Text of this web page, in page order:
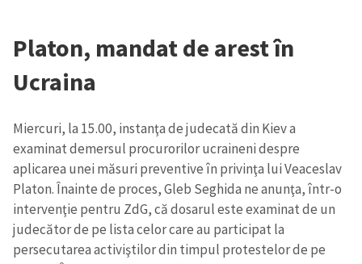
Platon, mandat de arest în
Ucraina
Miercuri, la 15.00, instanţa de judecată din Kiev a
examinat demersul procurorilor ucraineni despre
aplicarea unei măsuri preventive în privinţa lui Veaceslav
Platon. Înainte de proces, Gleb Seghida ne anunţa, într-o
intervenţie pentru ZdG, că dosarul este examinat de un
judecător de pe lista celor care au participat la
persecutarea activiştilor din timpul protestelor de pe